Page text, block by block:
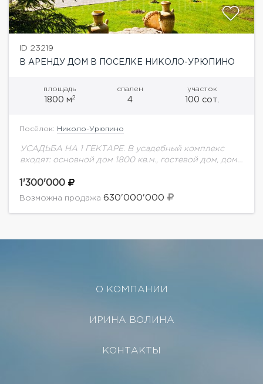
ID 23219
В АРЕНДУ ДОМ В ПОСЕЛКЕ НИКОЛО-УРЮПИНО
площадь
1800 м2
спален
4
участок
100 сот.
Посёлок: Николо-Урюпино
УСАДЬБА НА 1 ГЕКТАРЕ. В усадебный комплекс
входят: основной дом 1800 кв.м., гостевой дом, дом
основного дома: 1 этаж: холл,...
1'300'000
Возможна продажа 630'000'000
О КОМПАНИИ
ИРИНА ВОЛИНА
КОНТАКТЫ